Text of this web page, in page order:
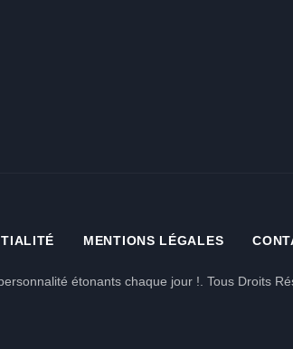
MENTIONS LÉGALES
étonants chaque jour !. Tous Droits